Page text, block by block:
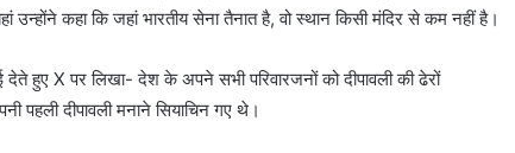
कहा कि जहां भारतीय सेना तैनात है, वो स्थान किसी मंदिर से कम नहीं है।
देते हुए X पर लिखा- देश के अपने सभी परिवारजनों को दीपावली की ढेरों
पहली दीपावली मनाने सियाचिन गए थे।